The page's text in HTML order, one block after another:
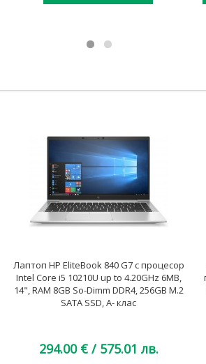
Лаптоп HP EliteBook 840 G7 с процесор
Intel Core i5 10210U up to 4.20GHz 6MB,
14", RAM 8GB So-Dimm DDR4, 256GB M.2
SATA SSD, A- клас
294.00 €/ 575.01 лв.